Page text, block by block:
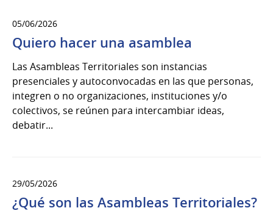
05/06/2026
Quiero hacer una asamblea
Las Asambleas Territoriales son instancias
presenciales y autoconvocadas en las que personas,
integren o no organizaciones, instituciones y/o
colectivos, se reúnen para intercambiar ideas,
debatir...
29/05/2026
¿Qué son las Asambleas Territoriales?